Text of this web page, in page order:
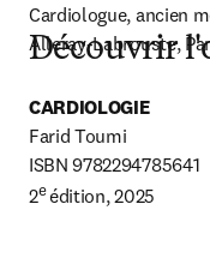
Cardiologue, ancien
Alleray-Labrouste,
Découvrir
CARDIOLOGIE
Farid Toumi
ISBN 9782294785641
2e édition, 2025